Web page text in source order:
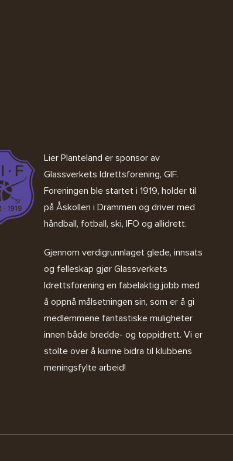
Lier Planteland er sponsor av
Glassverkets Idrettsforening, GIF.
Foreningen ble startet i 1919, holder til
på Åskollen i Drammen og driver med
håndball, fotball, ski, IFO og allidrett.
Gjennom verdigrunnlaget glede, innsats
og felleskap gjør Glassverkets
Idrettsforening en fabelaktig jobb med
å oppnå målsetningen sin, som er å gi
medlemmene fantastiske muligheter
innen både bredde- og toppidrett. Vi er
stolte over å kunne bidra til klubbens
meningsfylte arbeid!